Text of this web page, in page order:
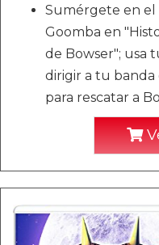
Sumérgete en el
Goomba en
de Bowser"; usa
dirigir a tu banda
para rescatar a